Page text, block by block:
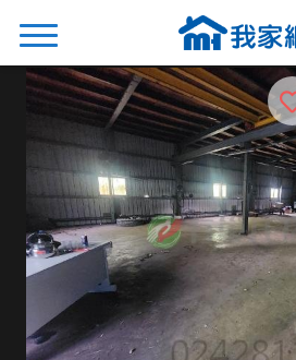
熱門關鍵字
2026 台北降價好屋限量釋出
2026 新北
2026 台中降價好屋限量釋出
2026 台南
2026 高雄降價好屋限量釋出